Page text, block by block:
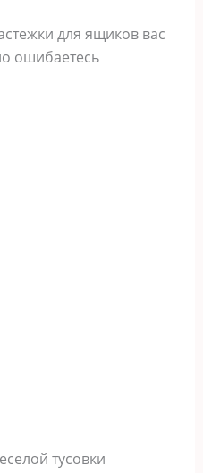
для ящиков вас
ошибаетесь
тусовки